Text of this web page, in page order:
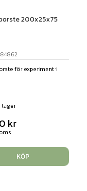
200x25x75
för experiment i
lager
kr
KÖP